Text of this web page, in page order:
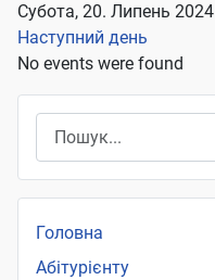
Субота, 20. Липень 2024
Наступний день
No events were found
Головна
Абітурієнту